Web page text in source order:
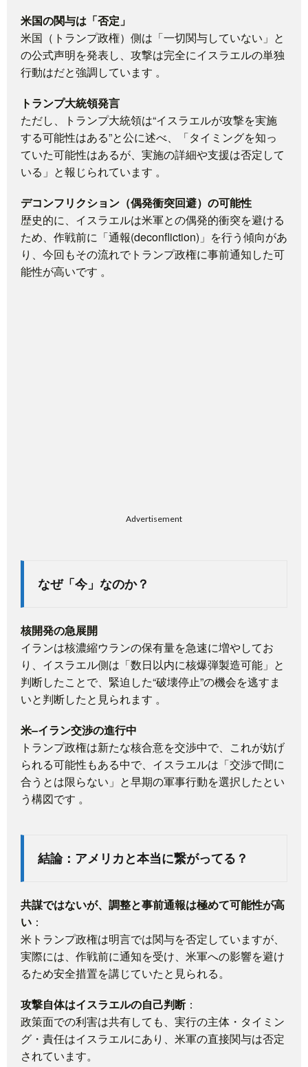
米国の関与は「否定」
米国（トランプ政権）側は「一切関与していない」と
の公式声明を発表し、攻撃は完全にイスラエルの単独
行動はだと強調しています 。
トランプ大統領発言
ただし、トランプ大統領は“イスラエルが攻撃を実施
する可能性はある”と公に述べ、「タイミングを知っ
ていた可能性はあるが、実施の詳細や支援は否定して
いる」と報じられています 。
デコンフリクション（偶発衝突回避）の可能性
歴史的に、イスラエルは米軍との偶発的衝突を避ける
ため、作戦前に「通報(deconfliction)」を行う傾向があ
り、今回もその流れでトランプ政権に事前通知した可
能性が高いです 。
Advertisement
なぜ「今」なのか？
核開発の急展開
イランは核濃縮ウランの保有量を急速に増やしてお
り、イスラエル側は「数日以内に核爆弾製造可能」と
判断したことで、緊迫した“破壊停止”の機会を逃すま
いと判断したと見られます 。
米–イラン交渉の進行中
トランプ政権は新たな核合意を交渉中で、これが妨げ
られる可能性もある中で、イスラエルは「交渉で間に
合うとは限らない」と早期の軍事行動を選択したとい
う構図です 。
結論：アメリカと本当に繋がってる？
共謀ではないが、調整と事前通報は極めて可能性が高
い ：
米トランプ政権は明言では関与を否定していますが、
実際には、作戦前に通知を受け、米軍への影響を避け
るため安全措置を講じていたと見られる。
攻撃自体はイスラエルの自己判断：
政策面での利害は共有しても、実行の主体・タイミン
グ・責任はイスラエルにあり、米軍の直接関与は否定
されています。